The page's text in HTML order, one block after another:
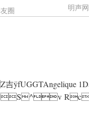
圈 明声
1Day
T5 T�S^v